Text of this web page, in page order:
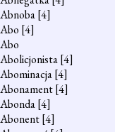
Abnoba[4]
Abo [4]
Abo
Abolicjonista[4]
Abominacja[4]
Abonament[4]
Abonda[4]
Abonent[4]